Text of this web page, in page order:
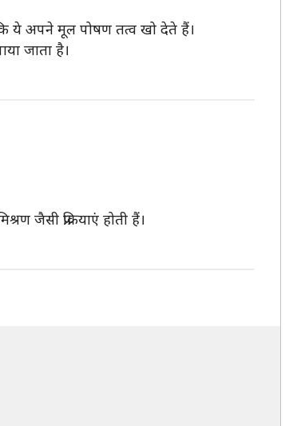
कि ये अपने मूल पोषण तत्व खो देते हैं।
जाता है।
जैसी प्रक्रियाएं होती हैं।